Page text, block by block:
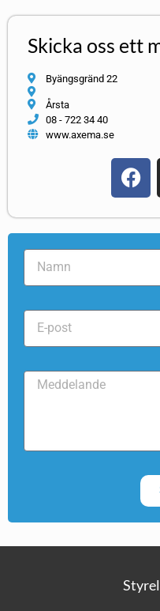
Skicka oss ett
Byängsgränd 22
Årsta
08 - 722 34 40
www.axema.se